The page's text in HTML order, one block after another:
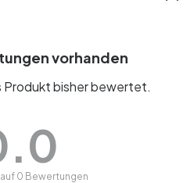
vorhanden
Produkt bisher bewertet.
0 Bewertungen